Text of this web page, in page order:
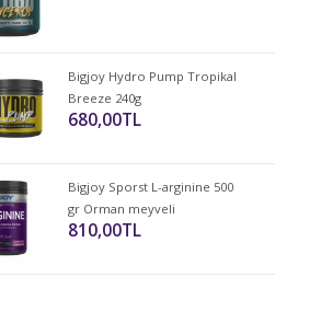
Bigjoy Hydro Pump Tropikal
Breeze 240g
680,00TL
Bigjoy Sporst L-arginine 500
gr Orman meyveli
810,00TL